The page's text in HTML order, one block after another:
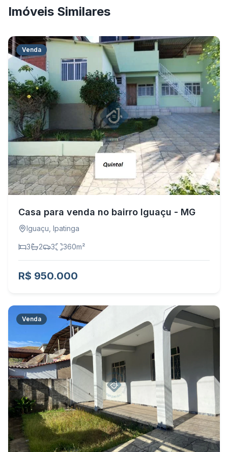
Imóveis Similares
Venda
Casa para venda no bairro Iguaçu - MG
Iguaçu Ipatinga
3 2 3 360m²
R$ 950.000
Venda